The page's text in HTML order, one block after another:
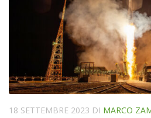
18 SETTEMBRE 2023 DI MARCO